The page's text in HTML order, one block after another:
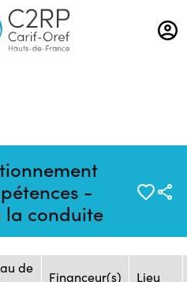
Aller
au
contenu
-
la conduite
:
Source : ECF
SANTES - LILLE
de
Financeur(s) Lieu